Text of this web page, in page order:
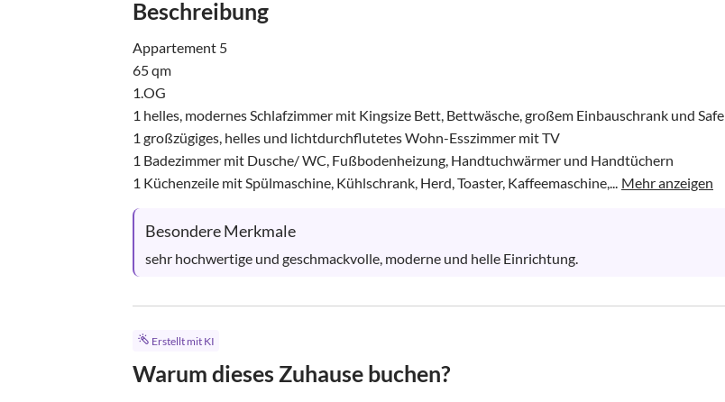
Beschreibung
Appartement 5
65 qm
1.OG
1 helles, modernes Schlafzimmer mit Kingsize Bett, Bettwäsche, großem Einbauschrank und Safe
1 großzügiges, helles und lichtdurchflutetes Wohn-Esszimmer mit TV
1 Badezimmer mit Dusche/ WC, Fußbodenheizung, Handtuchwärmer und Handtüchern
1 Küchenzeile mit Spülmaschine, Kühlschrank, Herd, Toaster, Kaffeemaschine,... Mehr anzeigen
Besondere Merkmale
sehr hochwertige und geschmackvolle, moderne und helle Einrichtung.
Erstellt mit KI
Warum dieses Zuhause buchen?